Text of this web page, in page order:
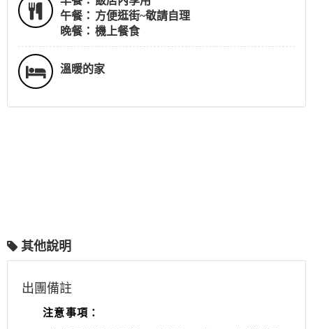
午餐： 方便逛街~敬請自理
晚餐： 機上餐食
溫暖的家
其他說明
出團備註
注意事項：